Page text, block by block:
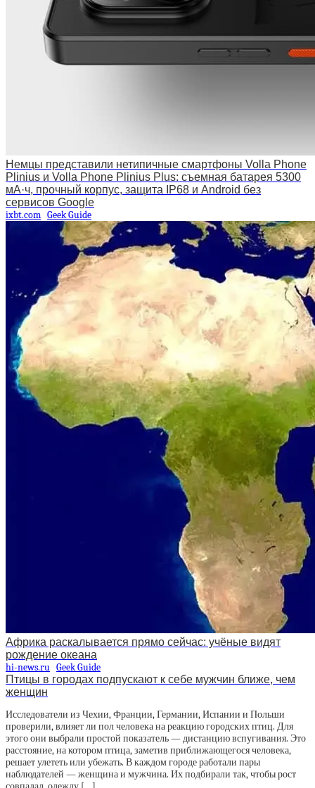
Немцы представили нетипичные смартфоны Volla Phone
Plinius и Volla Phone Plinius Plus: съемная батарея 5300
мА·ч, прочный корпус, защита IP68 и Android без
сервисов Google
ixbt.com Geek Guide
Африка раскалывается прямо сейчас: учёные видят
рождение океана
hi-news.ru Geek Guide
Птицы в городах подпускают к себе мужчин ближе, чем
женщин
Исследователи из Чехии, Франции, Германии, Испании и Польши
проверили, влияет ли пол человека на реакцию городских птиц. Для
этого они выбрали простой показатель — дистанцию вспугивания. Это
расстояние, на котором птица, заметив приближающегося человека,
решает улететь или убежать. В каждом городе работали пары
наблюдателей — женщина и мужчина. Их подбирали так, чтобы рост